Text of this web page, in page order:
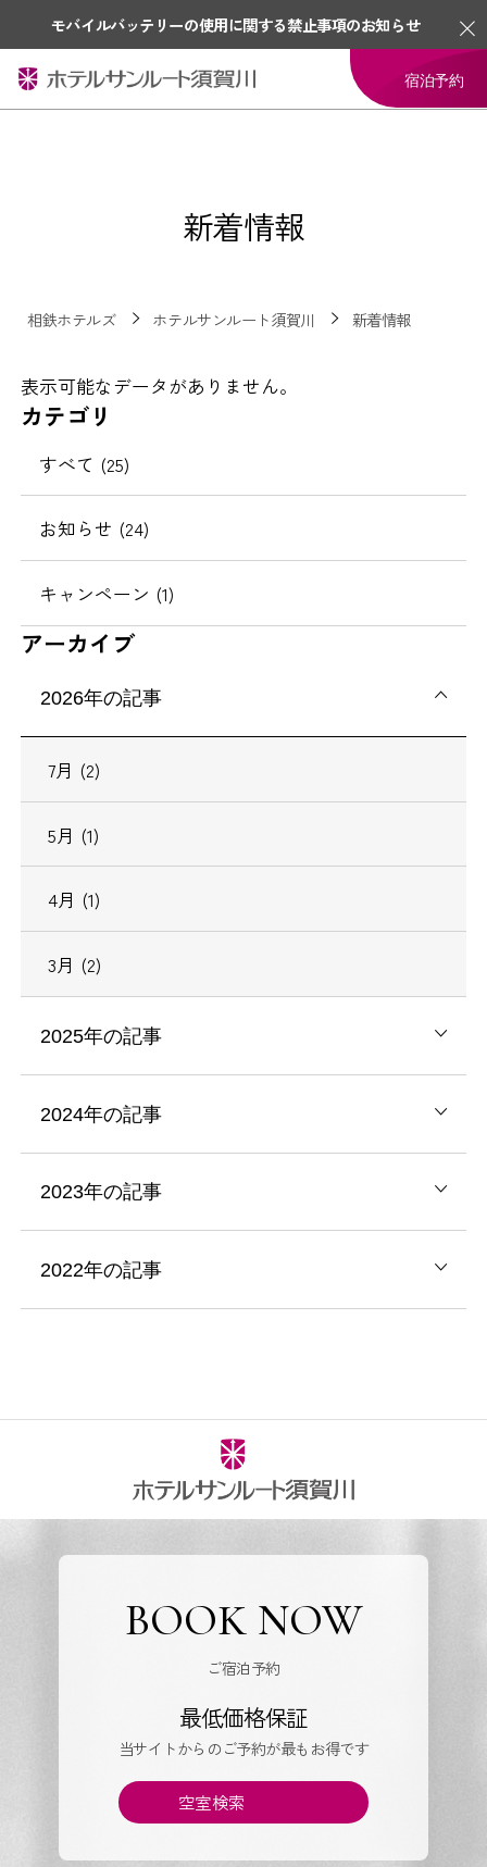
モバイルバッテリーの使用に関する禁止事項のお知らせ
宿泊予約
新着情報
相鉄ホテルズ ホテルサンルート須賀川 新着情報
表示可能なデータがありません。
カテゴリ
すべて (25)
お知らせ (24)
キャンペーン (1)
アーカイブ
2026年の記事
7月 (2)
5月 (1)
4月 (1)
3月 (2)
2025年の記事
2024年の記事
2023年の記事
2022年の記事
BOOK NOW
ご宿泊予約
最低価格保証
当サイトからのご予約が最もお得です
空室検索